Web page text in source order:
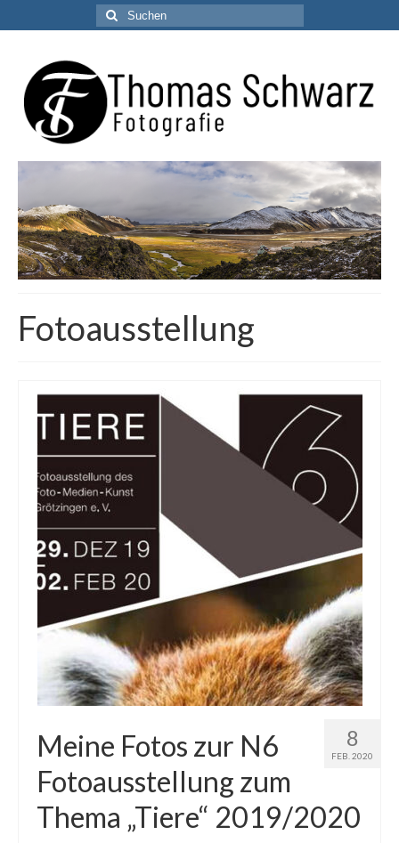
Suchen
nach:
Fotoausstellung
8
FEB. 2020
Meine Fotos zur N6
Fotoausstellung zum
Thema „Tiere“ 2019/2020